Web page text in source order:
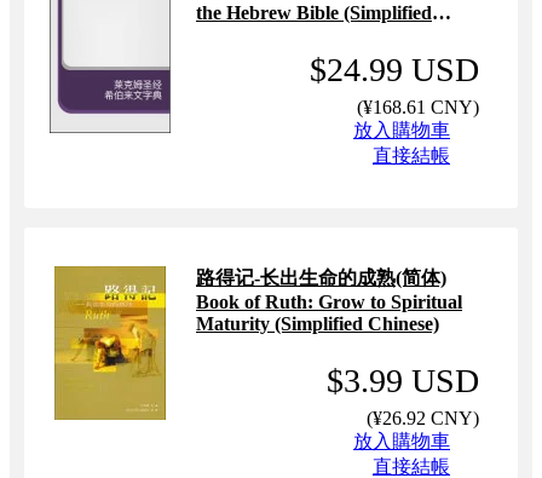
the Hebrew Bible (Simplified
$24.99 USD
(¥168.61 CNY)
放入購物車
直接結帳
路得记-长出生命的成熟(简体)
Book of Ruth: Grow to Spiritual
Maturity (Simplified Chinese)
$3.99 USD
(¥26.92 CNY)
放入購物車
直接結帳